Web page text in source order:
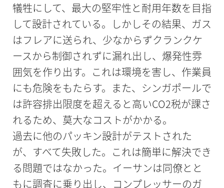
犠牲にして、最大の堅牢性と耐用年数を目指
して設計されている。しかしその結果、ガス
はフレアに送られ、少なからずクランクケ
ースから制御されずに漏れ出し、爆発性雰
囲気を作り出す。これは環境を害し、作業員
にも危険をもたらす。また、シンガポールで
は許容排出限度を超えると高いCO2税が課さ
れるため、莫大なコストがかかる。
過去に他のパッキン設計がテストされた
が、すべて失敗した。これは簡単に解決でき
る問題ではなかった。イーサンは同僚とと
もに調査に乗り出し、コンプレッサーのガ